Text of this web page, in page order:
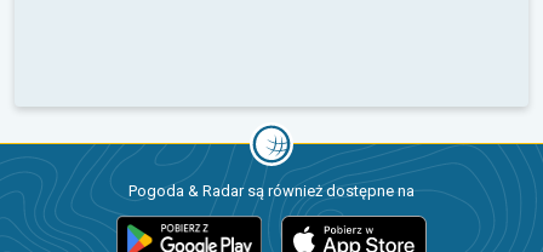
Pogoda & Radar są również dostępne na